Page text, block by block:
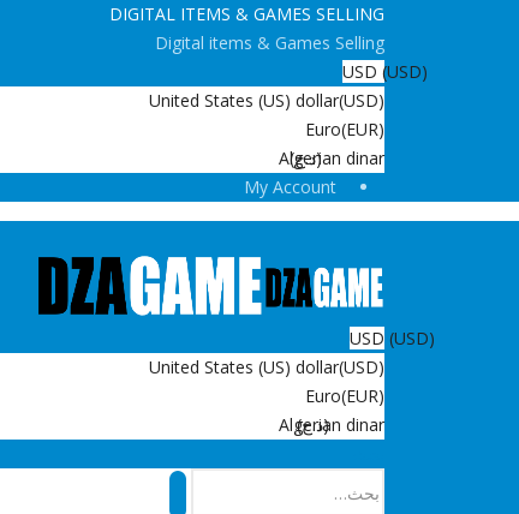
DIGITAL ITEMS & GAMES SELLING
Digital items & Games Selling
(USD)
USD
United States (US) dollar(USD)
Euro(EUR)
Algerian dinar
(د.ج)
My Account
(USD)
USD
United States (US) dollar(USD)
Euro(EUR)
Algerian dinar
(د.ج)